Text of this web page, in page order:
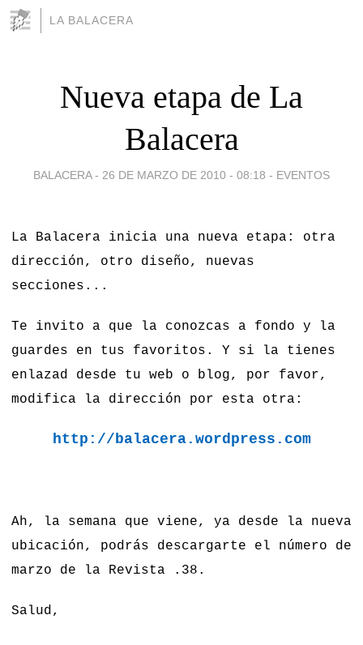
LA BALACERA
Nueva etapa de La
Balacera
BALACERA - 26 DE MARZO DE 2010 - 08:18 - EVENTOS
La Balacera inicia una nueva etapa: otra
dirección, otro diseño, nuevas
secciones...
Te invito a que la conozcas a fondo y la
guardes en tus favoritos. Y si la tienes
enlazad desde tu web o blog, por favor,
modifica la dirección por esta otra:
http://balacera.wordpress.com
Ah, la semana que viene, ya desde la nueva
ubicación, podrás descargarte el número de
marzo de la Revista .38.
Salud,